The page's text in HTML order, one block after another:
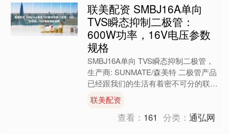
联美配资 SMBJ16A单向
TVS瞬态抑制二极管：
600W功率，16V电压参数
规格
SMBJ16A单向 TVS瞬态抑制二极管，
生产商: SUNMATE/森美特 二极管产品
已经跟我们的生活有着密不可分的联系
了， TVS瞬态抑制二极管，是一种高
效能....
联美配资
查看： 161 分类：通弘网